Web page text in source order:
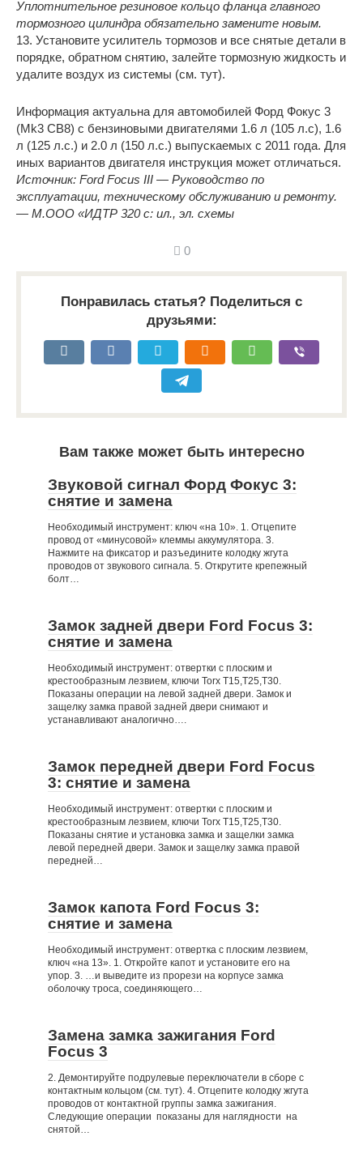
Уплотнительное резиновое кольцо фланца главного
тормозного цилиндра обязательно замените новым.
13. Установите усилитель тормозов и все снятые детали в
порядке, обратном снятию, залейте тормозную жидкость и
удалите воздух из системы (см. тут).
Информация актуальна для автомобилей Форд Фокус 3
(Mk3 CB8) с бензиновыми двигателями 1.6 л (105 л.с), 1.6
л (125 л.с.) и 2.0 л (150 л.с.) выпускаемых с 2011 года. Для
иных вариантов двигателя инструкция может отличаться.
Источник: Ford Focus III — Руководство по
эксплуатации, техническому обслуживанию и ремонту.
— М.ООО «ИДТР 320 с: ил., эл. схемы
0
Понравилась статья? Поделиться с
друзьями:
Вам также может быть интересно
Звуковой сигнал Форд Фокус 3:
снятие и замена
Необходимый инструмент: ключ «на 10». 1. Отцепите
провод от «минусовой» клеммы аккумулятора. 3.
Нажмите на фиксатор и разъедините колодку жгута
проводов от звукового сигнала. 5. Открутите крепежный
болт…
Замок задней двери Ford Focus 3:
снятие и замена
Необходимый инструмент: отвертки с плоским и
крестообразным лезвием, ключи Torx Т15,Т25,Т30.
Показаны операции на левой задней двери. Замок и
защелку замка правой задней двери снимают и
устанавливают аналогично….
Замок передней двери Ford Focus
3: снятие и замена
Необходимый инструмент: отвертки с плоским и
крестообразным лезвием, ключи Torx Т15,Т25,T30.
Показаны снятие и установка замка и защелки замка
левой передней двери. Замок и защелку замка правой
передней…
Замок капота Ford Focus 3:
снятие и замена
Необходимый инструмент: отвертка с плоским лезвием,
ключ «на 13». 1. Откройте капот и установите его на
упор. 3. …и выведите из прорези на корпусе замка
оболочку троса, соединяющего…
Замена замка зажигания Ford
Focus 3
2. Демонтируйте подрулевые переключатели в сборе с
контактным кольцом (см. тут). 4. Отцепите колодку жгута
проводов от контактной группы замка зажигания.
Следующие операции показаны для наглядности на
снятой…